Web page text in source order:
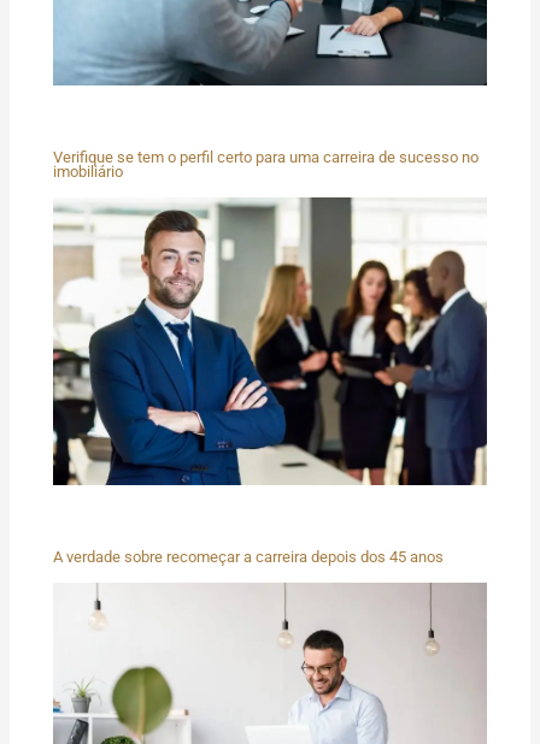
Verifique se tem o perfil certo para uma carreira de sucesso no
imobiliário
A verdade sobre recomeçar a carreira depois dos 45 anos